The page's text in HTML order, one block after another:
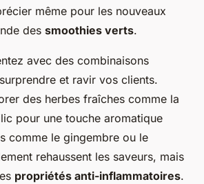
même pour les nouveaux
des smoothies verts.
avec des combinaisons
et ravir vos clients.
des herbes fraîches comme la
pour une touche aromatique
comme le gingembre ou le
rehaussent les saveurs, mais
propriétés anti-inflammatoires.